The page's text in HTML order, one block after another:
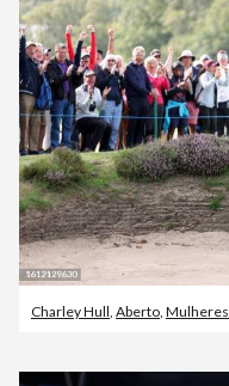
Charley Hull Aberto Mulheres